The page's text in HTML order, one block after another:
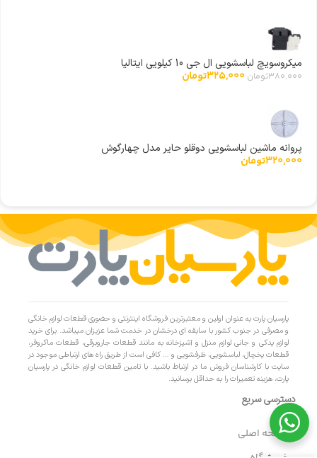
میکروسویچ لباسشویی ال جی 10 کیلویی ایتالیا
380,000تومان 325,000تومان
پروانه ماشین لباسشویی دوقلو حایر مدل چهارگوش
320,000تومان
پارسیان پارت به عنوان اولین و معتبرترین فروشگاه اینترنتی و حضوری قطعات لوازم خانگی
و مصرفی در جنوب کشور با سابقه ای درخشان در خدمت شما عزیزان میباشد. برای خرید
لوازم یدکی و جانی لوازم منزل و آشپزخانه به مانند قطعات جاروبرقی، قطعات ماکروفر،
قطعات یخچال، لباسشویی، ظرفشویی و … کافی است از طریق راه های ارتباطی موجود در
سایت با کارشناسان فروش ما در ارتباط باشید. با تامین قطعات لوازم خانگی در پارسیان
پارت، هزینه تعمیرات را به حداقل برسانید.
دسترسی سریع
- صفحه اصلی